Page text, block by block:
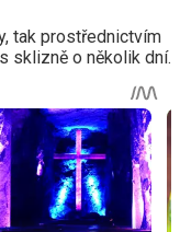
tak prostřednictvím
sklizně o několik dní.